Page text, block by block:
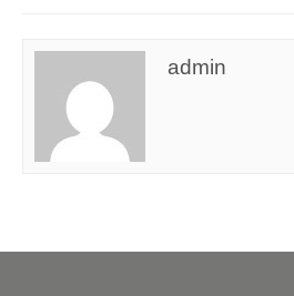
admin